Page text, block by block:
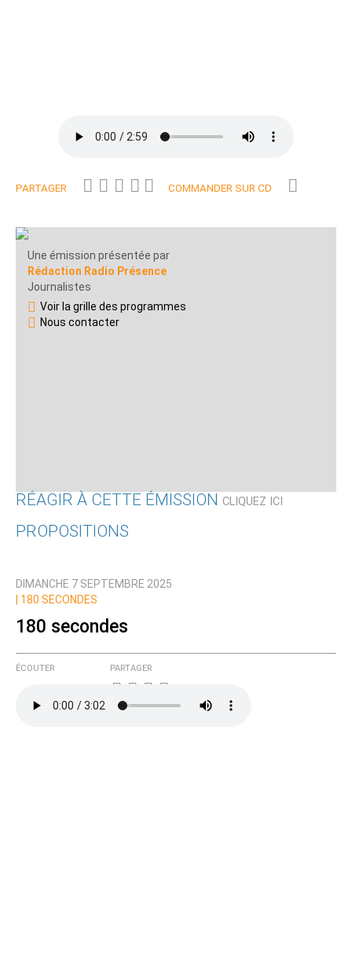
PARTAGER COMMANDER SUR CD
Une émission présentée par
Rédaction Radio Présence
Journalistes
Voir la grille des programmes
Nous contacter
RÉAGIR À CETTE ÉMISSION CLIQUEZ ICI
Nom
Courriel (non publié)
PROPOSITIONS
DIMANCHE 7 SEPTEMBRE 2025
180 SECONDES
180 secondes
ÉCOUTER PARTAGER